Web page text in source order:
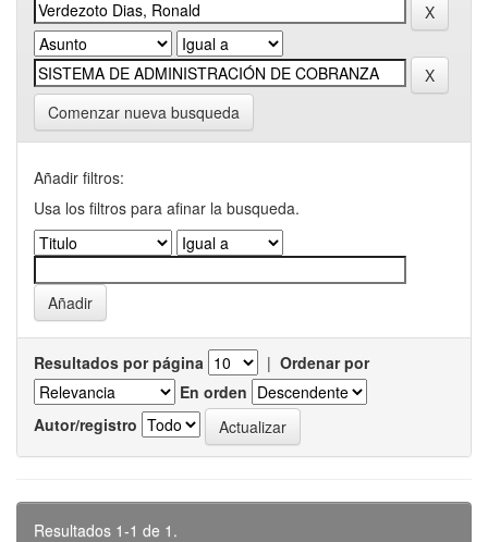
Comenzar nueva busqueda
Añadir filtros:
Usa los filtros para afinar la busqueda.
Resultados por página | Ordenar por
En orden
Autor/registro
Resultados 1-1 de 1.